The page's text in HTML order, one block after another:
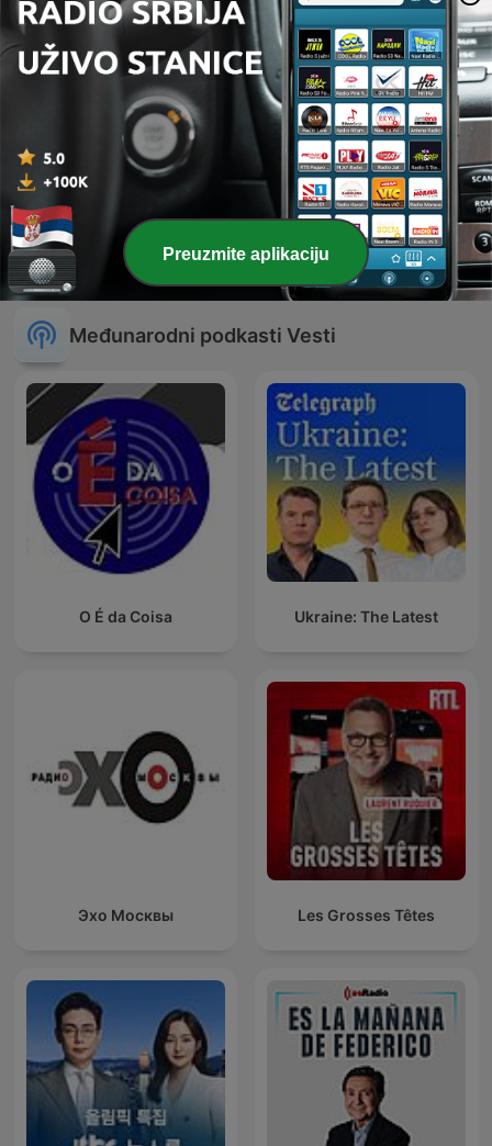
Gość Radia ZET
Poranna rozmowa w RMF
FM
Međunarodni podkasti Vesti
O É da Coisa Ukraine: The Latest
Эхо Москвы Les Grosses Têtes
Preuzmite aplikaciju